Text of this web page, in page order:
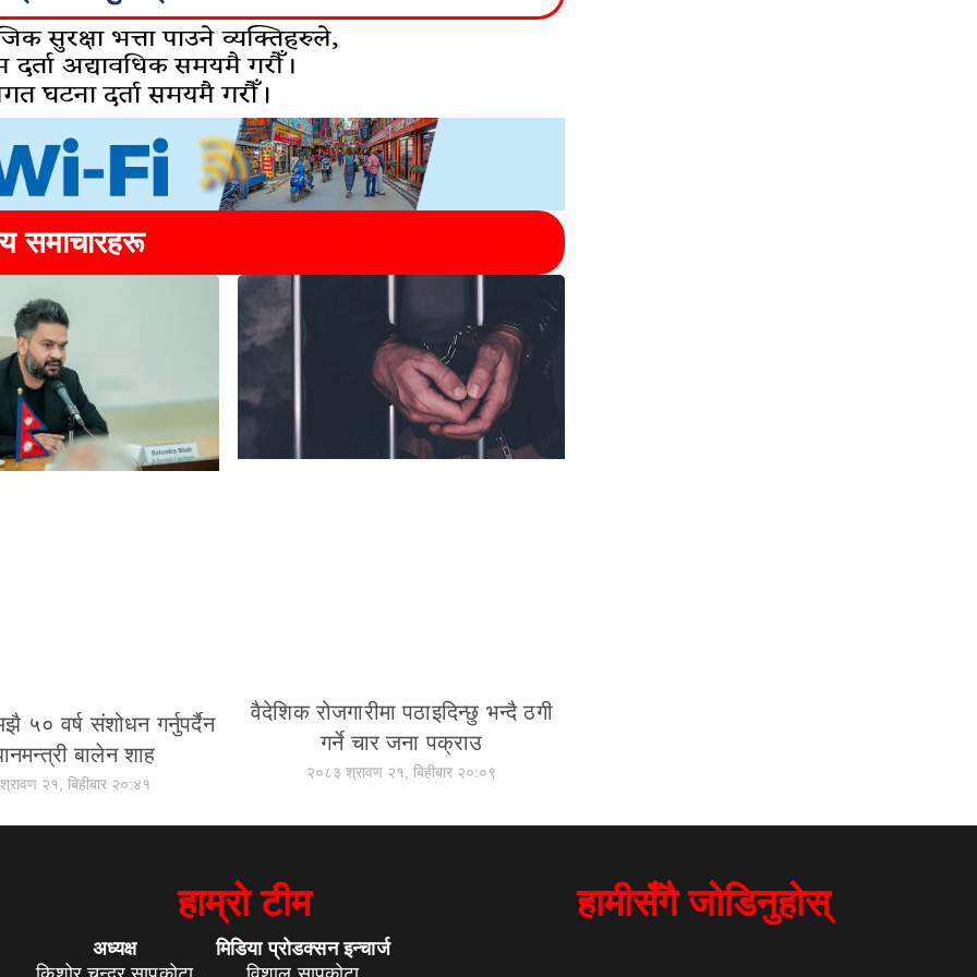
समाचारहरू
५० वर्ष संशोधन गर्नुपर्दैन
बालेन शाह
२१, बिहीबार २०:४१
वैदेशिक रोजगारीमा पठाइदिन्छु भन्दै ठगी
गर्ने चार जना पक्राउ
२०८३ श्रावण २१, बिहीबार २०:०९
हाम्रो टीम
अध्यक्ष
मिडिया प्रोडक्सन इन्चार्ज
हामीसँगै जोडिनुहोस्